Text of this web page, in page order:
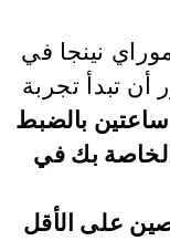
نينجا في
أن تبدأ تجربة
ساعتين بالضبط
بك في
على الأقل